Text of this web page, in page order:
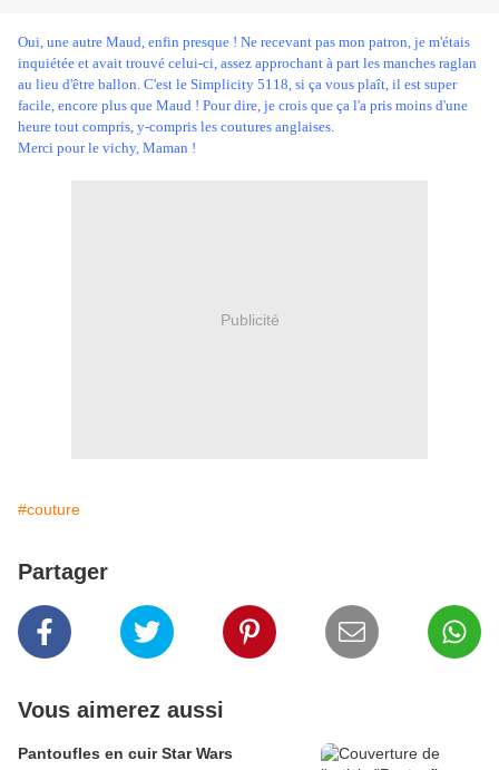
Oui, une autre Maud, enfin presque ! Ne recevant pas mon patron, je m'étais
inquiétée et avait trouvé celui-ci, assez approchant à part les manches raglan
au lieu d'être ballon. C'est le Simplicity 5118, si ça vous plaît, il est super
facile, encore plus que Maud ! Pour dire, je crois que ça l'a pris moins d'une
heure tout compris, y-compris les coutures anglaises.
Merci pour le vichy, Maman !
Publicité
#couture
Partager
Vous aimerez aussi
Pantoufles en cuir Star Wars